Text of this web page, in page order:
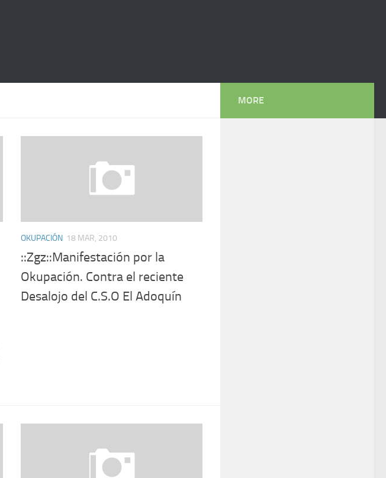
OKUPACIÓN 18 MAR, 2010
::Zgz::Manifestación por la
Okupación. Contra el reciente
Desalojo del C.S.O El Adoquín
MORE